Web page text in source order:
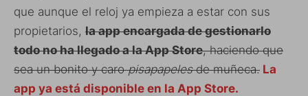
que aunque el reloj ya empieza a estar con sus
propietarios, la app encargada de gestionarlo
todo no ha llegado a la App Store, haciendo que
sea un bonito y caropisapapelesde muñeca. La
app ya está disponible en la App Store.